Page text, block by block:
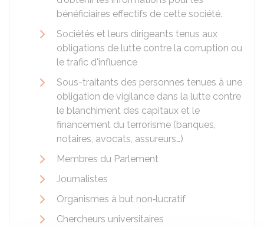
bénéficiaires effectifs de cette société.
Sociétés et leurs dirigeants tenus aux
obligations de lutte contre la corruption ou
le trafic d'influence
Sous-traitants des personnes tenues à une
obligation de vigilance dans la lutte contre
le blanchiment des capitaux et le
financement du terrorisme (banques,
notaires, avocats, assureurs…)
Membres du Parlement
Journalistes
Organismes à but non‑lucratif
Chercheurs universitaires